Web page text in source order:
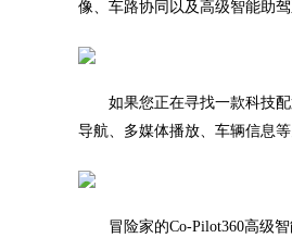
像、车路协同以及高级智能助
如果您正在寻找一款科技
导航、多媒体播放、车辆信息
冒险家的Co-Pilot360高级